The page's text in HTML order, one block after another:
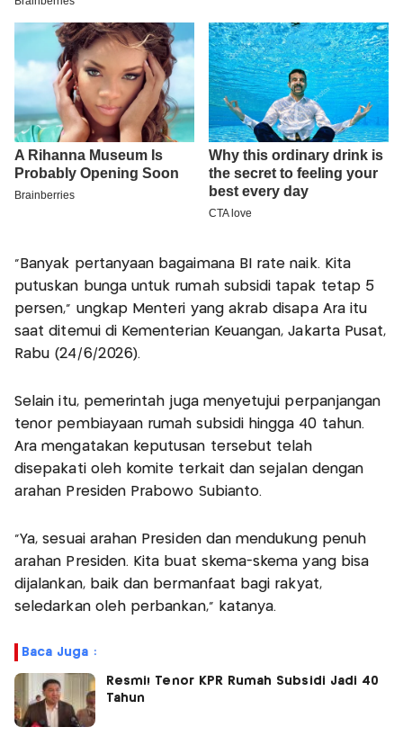
"Banyak pertanyaan bagaimana BI rate naik. Kita
putuskan bunga untuk rumah subsidi tapak tetap 5
persen," ungkap Menteri yang akrab disapa Ara itu
saat ditemui di Kementerian Keuangan, Jakarta Pusat,
Rabu (24/6/2026).
Selain itu, pemerintah juga menyetujui perpanjangan
tenor pembiayaan rumah subsidi hingga 40 tahun.
Ara mengatakan keputusan tersebut telah
disepakati oleh komite terkait dan sejalan dengan
arahan Presiden Prabowo Subianto.
"Ya, sesuai arahan Presiden dan mendukung penuh
arahan Presiden. Kita buat skema-skema yang bisa
dijalankan, baik dan bermanfaat bagi rakyat,
seledarkan oleh perbankan," katanya.
Baca Juga :
Resmi! Tenor KPR Rumah Subsidi Jadi 40
Tahun